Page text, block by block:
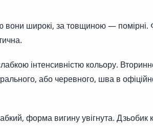
вони широкі, за товщиною —
інтенсивністю кольору.
або черевного, шва в
форма вигину увігнута. Дзьобик